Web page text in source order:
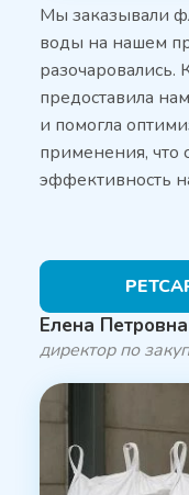
Мы заказывали
воды на нашем
предоставила
и помогла
применения, что
эффективность
Елена Петровна
директор по